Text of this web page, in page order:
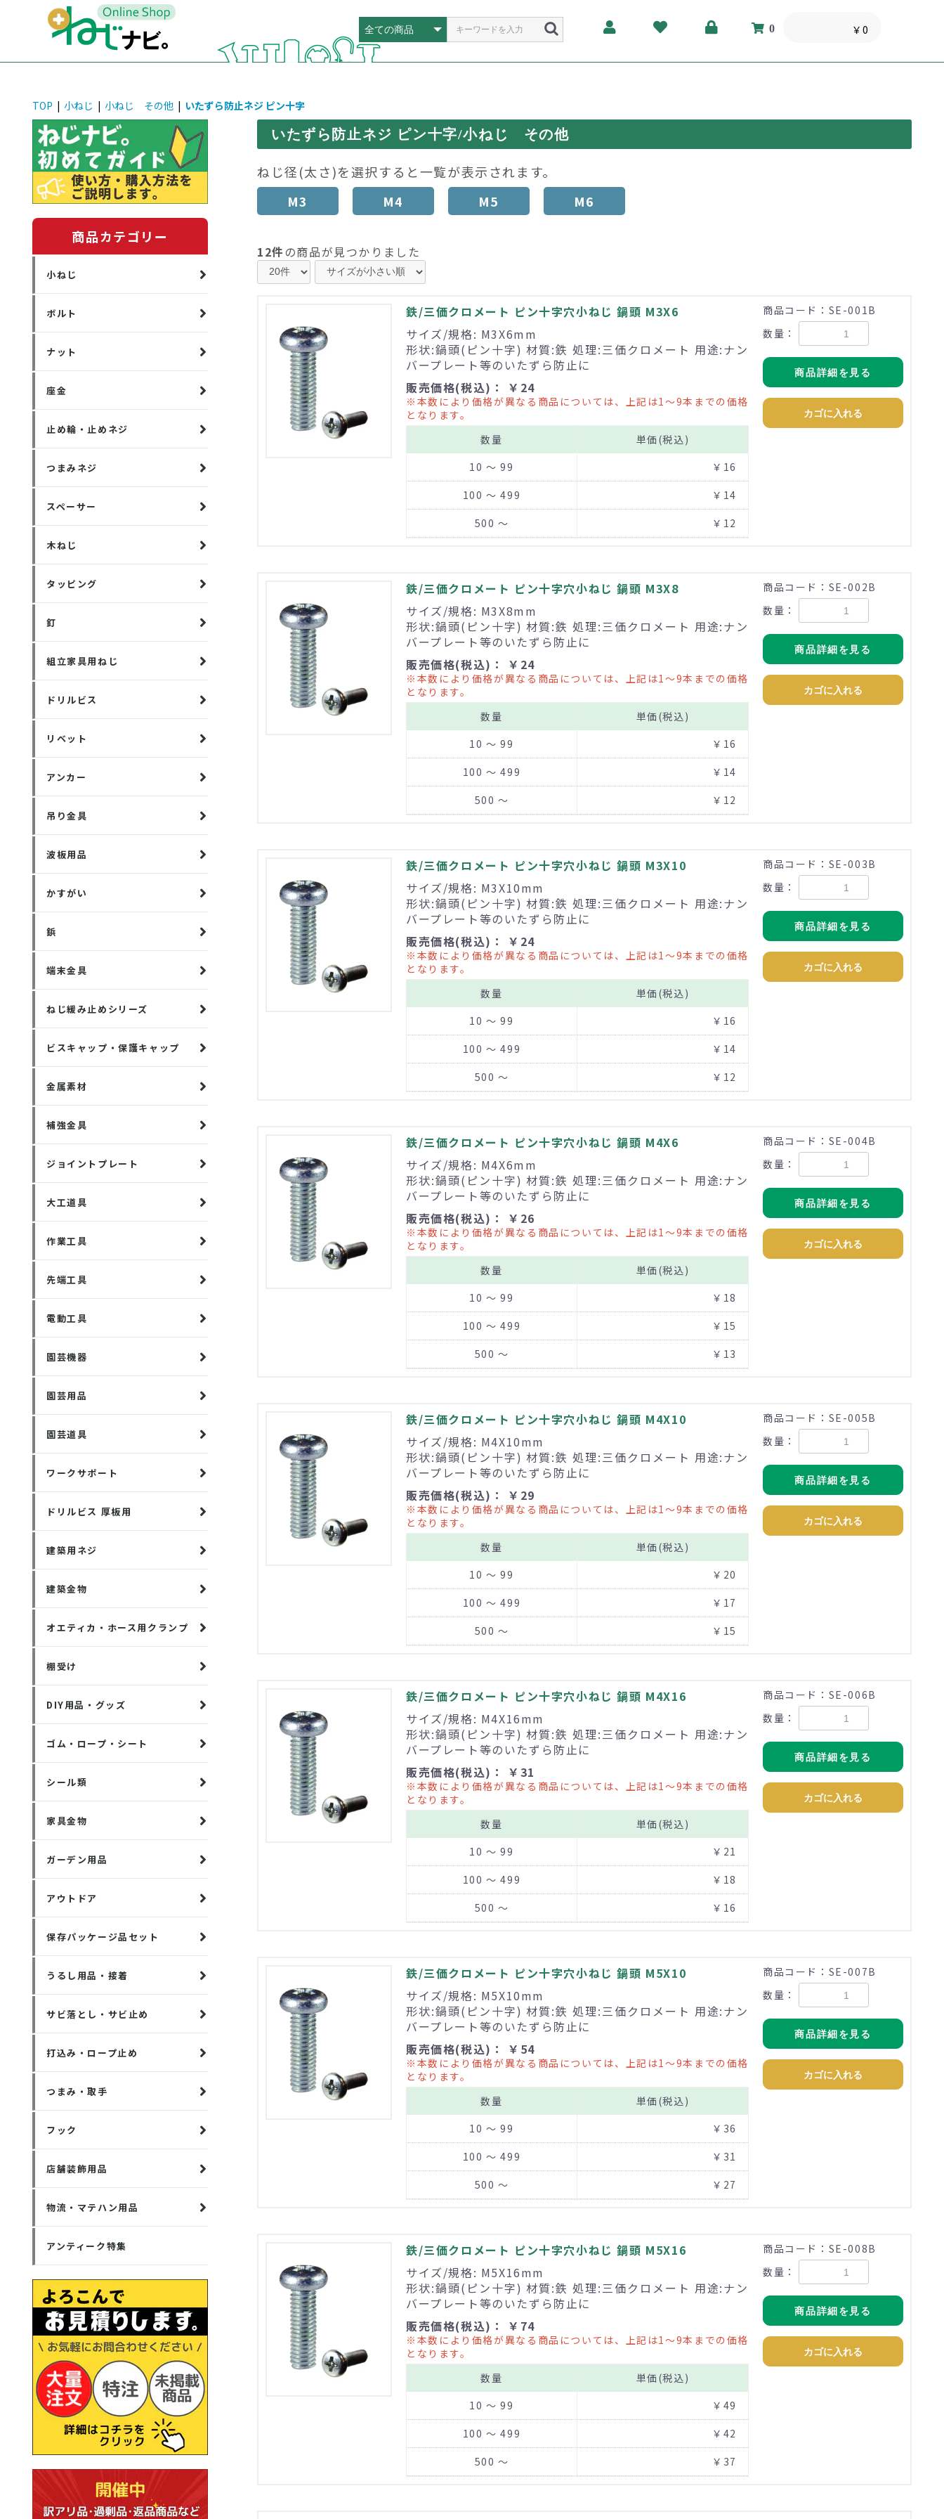
0 ￥0
TOP | 小ねじ | 小ねじ その他 | いたずら防止ネジ ピン十字
商品カテゴリー
小ねじ
ボルト
ナット
座金
止め輪・止めネジ
つまみネジ
スペーサー
木ねじ
タッピング
釘
組立家具用ねじ
ドリルビス
リベット
アンカー
吊り金具
波板用品
かすがい
鋲
端末金具
ねじ緩み止めシリーズ
ビスキャップ・保護キャップ
金属素材
補強金具
ジョイントプレート
大工道具
作業工具
先端工具
電動工具
園芸機器
園芸用品
園芸道具
ワークサポート
ドリルビス 厚板用
建築用ネジ
建築金物
オエティカ・ホース用クランプ
棚受け
DIY用品・グッズ
ゴム・ロープ・シート
シール類
家具金物
ガーデン用品
アウトドア
保存パッケージ品セット
うるし用品・接着
サビ落とし・サビ止め
打込み・ロープ止め
つまみ・取手
フック
店舗装飾用品
物流・マテハン用品
アンティーク特集
いたずら防止ネジ ピン十字/小ねじ その他
ねじ径(太さ)を選択すると一覧が表示されます。
M3
M4 M5 M6
12件 の商品が見つかりました
鉄/三価クロメート ピン十字穴小ねじ 鍋頭 M3X6
サイズ/規格: M3X6mm
形状:鍋頭(ピン十字) 材質:鉄 処理:三価クロメート 用途:ナン
バープレート等のいたずら防止に
販売価格(税込)： ￥24
※本数により価格が異なる商品については、上記は1～9本までの価格
となります。
数量
単価(税込)
10 ～ 99
￥16
100 ～ 499
￥14
500 ～
￥12
商品コード：SE-001B
数量：
商品詳細を見る
カゴに入れる
鉄/三価クロメート ピン十字穴小ねじ 鍋頭 M3X8
サイズ/規格: M3X8mm
形状:鍋頭(ピン十字) 材質:鉄 処理:三価クロメート 用途:ナン
バープレート等のいたずら防止に
販売価格(税込)： ￥24
※本数により価格が異なる商品については、上記は1～9本までの価格
となります。
数量
単価(税込)
10 ～ 99
￥16
100 ～ 499
￥14
500 ～
￥12
商品コード：SE-002B
数量：
商品詳細を見る
カゴに入れる
鉄/三価クロメート ピン十字穴小ねじ 鍋頭 M3X10
サイズ/規格: M3X10mm
形状:鍋頭(ピン十字) 材質:鉄 処理:三価クロメート 用途:ナン
バープレート等のいたずら防止に
販売価格(税込)： ￥24
※本数により価格が異なる商品については、上記は1～9本までの価格
となります。
数量
単価(税込)
10 ～ 99
￥16
100 ～ 499
￥14
500 ～
￥12
商品コード：SE-003B
数量：
商品詳細を見る
カゴに入れる
鉄/三価クロメート ピン十字穴小ねじ 鍋頭 M4X6
サイズ/規格: M4X6mm
形状:鍋頭(ピン十字) 材質:鉄 処理:三価クロメート 用途:ナン
バープレート等のいたずら防止に
販売価格(税込)： ￥26
※本数により価格が異なる商品については、上記は1～9本までの価格
となります。
数量
単価(税込)
10 ～ 99
￥18
100 ～ 499
￥15
500 ～
￥13
商品コード：SE-004B
数量：
商品詳細を見る
カゴに入れる
鉄/三価クロメート ピン十字穴小ねじ 鍋頭 M4X10
サイズ/規格: M4X10mm
形状:鍋頭(ピン十字) 材質:鉄 処理:三価クロメート 用途:ナン
バープレート等のいたずら防止に
販売価格(税込)： ￥29
※本数により価格が異なる商品については、上記は1～9本までの価格
となります。
数量
単価(税込)
10 ～ 99
￥20
100 ～ 499
￥17
500 ～
￥15
商品コード：SE-005B
数量：
商品詳細を見る
カゴに入れる
鉄/三価クロメート ピン十字穴小ねじ 鍋頭 M4X16
サイズ/規格: M4X16mm
形状:鍋頭(ピン十字) 材質:鉄 処理:三価クロメート 用途:ナン
バープレート等のいたずら防止に
販売価格(税込)： ￥31
※本数により価格が異なる商品については、上記は1～9本までの価格
となります。
数量
単価(税込)
10 ～ 99
￥21
100 ～ 499
￥18
500 ～
￥16
商品コード：SE-006B
数量：
商品詳細を見る
カゴに入れる
鉄/三価クロメート ピン十字穴小ねじ 鍋頭 M5X10
サイズ/規格: M5X10mm
形状:鍋頭(ピン十字) 材質:鉄 処理:三価クロメート 用途:ナン
バープレート等のいたずら防止に
販売価格(税込)： ￥54
※本数により価格が異なる商品については、上記は1～9本までの価格
となります。
数量
単価(税込)
10 ～ 99
￥36
100 ～ 499
￥31
500 ～
￥27
商品コード：SE-007B
数量：
商品詳細を見る
カゴに入れる
鉄/三価クロメート ピン十字穴小ねじ 鍋頭 M5X16
サイズ/規格: M5X16mm
形状:鍋頭(ピン十字) 材質:鉄 処理:三価クロメート 用途:ナン
バープレート等のいたずら防止に
販売価格(税込)： ￥74
※本数により価格が異なる商品については、上記は1～9本までの価格
となります。
数量
単価(税込)
10 ～ 99
￥49
100 ～ 499
￥42
500 ～
￥37
商品コード：SE-008B
数量：
商品詳細を見る
カゴに入れる